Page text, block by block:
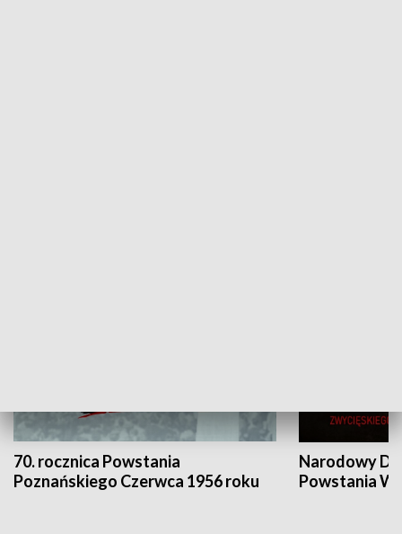
70. rocznica Powstania
Poznańskiego Czerwca 1956 roku
Narodowy
Powstania